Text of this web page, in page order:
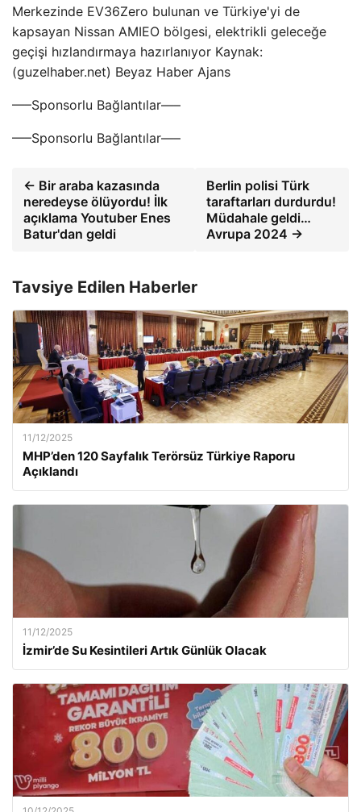
Merkezinde EV36Zero bulunan ve Türkiye'yi de
kapsayan Nissan AMIEO bölgesi, elektrikli geleceğe
geçişi hızlandırmaya hazırlanıyor Kaynak:
(guzelhaber.net) Beyaz Haber Ajans
—–Sponsorlu Bağlantılar—–
—–Sponsorlu Bağlantılar—–
← Bir araba kazasında
neredeyse ölüyordu! İlk
açıklama Youtuber Enes
Batur'dan geldi
Berlin polisi Türk
taraftarları durdurdu!
Müdahale geldi…
Avrupa 2024 →
Tavsiye Edilen Haberler
11/12/2025
MHP’den 120 Sayfalık Terörsüz Türkiye Raporu
Açıklandı
11/12/2025
İzmir’de Su Kesintileri Artık Günlük Olacak